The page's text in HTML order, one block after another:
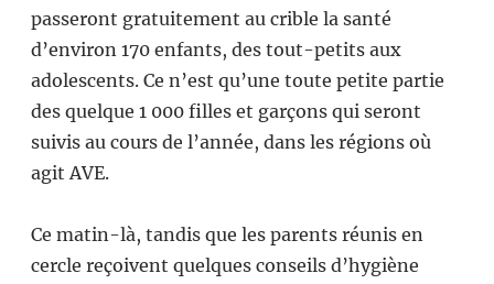
passeront gratuitement au crible la santé
d’environ 170 enfants, des tout-petits aux
adolescents. Ce n’est qu’une toute petite partie
des quelque 1 000 filles et garçons qui seront
suivis au cours de l’année, dans les régions où
agit AVE.
Ce matin-là, tandis que les parents réunis en
cercle reçoivent quelques conseils d’hygiène